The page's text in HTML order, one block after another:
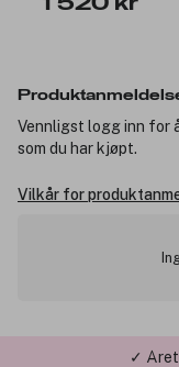
Vennligst logg inn for
som du har kjøpt.
Vilkår for
✓